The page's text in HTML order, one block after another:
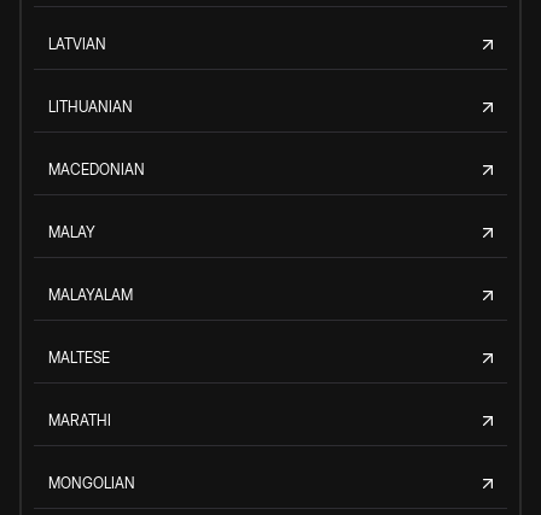
LATVIAN
LITHUANIAN
MACEDONIAN
MALAY
MALAYALAM
MALTESE
MARATHI
MONGOLIAN